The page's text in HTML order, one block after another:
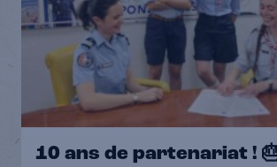
10 ans de partenariat !